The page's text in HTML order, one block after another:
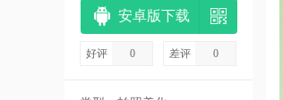
安卓版下载
好评 0 差评 0